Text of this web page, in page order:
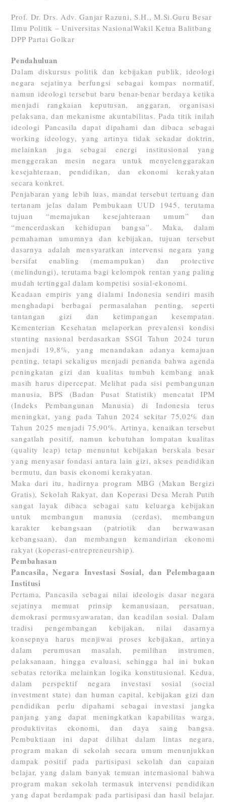
Prof. Dr. Drs. Adv. Ganjar Razuni, S.H., M.Si.Guru Besar
Ilmu Politik – Universitas NasionalWakil Ketua Balitbang
DPP Partai Golkar
Pendahuluan
Dalam diskursus politik dan kebijakan publik, ideologi
negara sejatinya berfungsi sebagai kompas normatif,
namun ideologi tersebut baru benar-benar berdaya ketika
menjadi rangkaian keputusan, anggaran, organisasi
pelaksana, dan mekanisme akuntabilitas. Pada titik inilah
ideologi Pancasila dapat dipahami dan dibaca sebagai
working ideology, yang artinya tidak sekadar doktrin,
melainkan juga sebagai energi institusional yang
menggerakan mesin negara untuk menyelenggarakan
kesejahteraan, pendidikan, dan ekonomi kerakyatan
secara konkret.
Penjabaran yang lebih luas, mandat tersebut tertuang dan
tertanam jelas dalam Pembukaan UUD 1945, terutama
tujuan “memajukan kesejahteraan umum” dan
“mencerdaskan kehidupan bangsa”. Maka, dalam
pemahaman umumnya dan kebijakan, tujuan tersebut
dasarnya adalah mensyaratkan intervensi negara yang
bersifat enabling (memampukan) dan protective
(melindungi), terutama bagi kelompok rentan yang paling
mudah tertinggal dalam kompetisi sosial-ekonomi.
Keadaan empiris yang dialami Indonesia sendiri masih
menghadapi berbagai permasalahan penting, seperti
tantangan gizi dan ketimpangan kesempatan.
Kementerian Kesehatan melaporkan prevalensi kondisi
stunting nasional berdasarkan SSGI Tahun 2024 turun
menjadi 19,8%, yang menandakan adanya kemajuan
penting, tetapi sekaligus menjadi penanda bahwa agenda
peningkatan gizi dan kualitas tumbuh kembang anak
masih harus dipercepat. Melihat pada sisi pembangunan
manusia, BPS (Badan Pusat Statistik) mencatat IPM
(Indeks Pembangunan Manusia) di Indonesia terus
meningkat, yang pada Tahun 2024 sekitar 75,02% dan
Tahun 2025 menjadi 75,90%. Artinya, kenaikan tersebut
sangatlah positif, namun kebutuhan lompatan kualitas
(quality leap) tetap menuntut kebijakan berskala besar
yang menyasar fondasi antara lain gizi, akses pendidikan
bermutu, dan basis ekonomi kerakyatan.
Maka dari itu, hadirnya program MBG (Makan Bergizi
Gratis), Sekolah Rakyat, dan Koperasi Desa Merah Putih
sangat layak dibaca sebagai satu keluarga kebijakan
untuk membangun manusia (cerdas), membangun
karakter kebangsaan (patriotik dan berwawasan
kebangsaan), dan membangun kemandirian ekonomi
rakyat (koperasi-entrepreneurship).
Pembahasan
Pancasila, Negara Investasi Sosial, dan Pelembagaan
Institusi
Pertama, Pancasila sebagai nilai ideologis dasar negara
sejatinya memuat prinsip kemanusiaan, persatuan,
demokrasi permusyawaratan, dan keadilan sosial. Dalam
tradisi pengembangan kebijakan, nilai dasarnya
konsepnya harus menjiwai proses kebijakan, artinya
dalam perumusan masalah, pemilihan instrumen,
pelaksanaan, hingga evaluasi, sehingga hal ini bukan
sebatas retorika melainkan logika konstitusional. Kedua,
dalam perspektif negara investasi sosial (social
investment state) dan human capital, kebijakan gizi dan
pendidikan perlu dipahami sebagai investasi jangka
panjang yang dapat meningkatkan kapabilitas warga,
produktivitas ekonomi, dan daya saing bangsa.
Pembuktiaan ini dapat dilihat dalam lintas negara,
program makan di sekolah secara umum menunjukkan
dampak positif pada partisipasi sekolah dan capaian
belajar, yang dalam banyak temuan internasional bahwa
program makan sekolah termasuk intervensi pendidikan
yang dapat berdampak pada partisipasi dan hasil belajar.